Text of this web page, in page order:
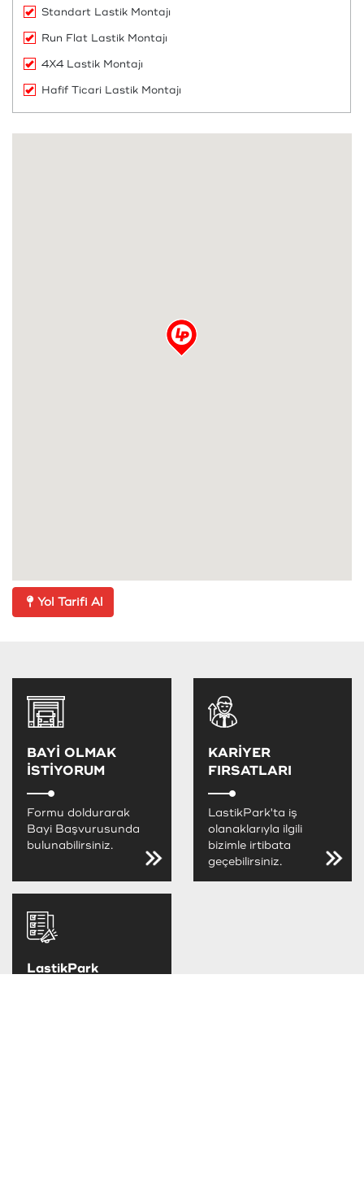
Standart Lastik Montajı
Run Flat Lastik Montajı
4X4 Lastik Montajı
Hafif Ticari Lastik Montajı
Yol Tarifi Al
BAYİ OLMAK
İSTİYORUM
Formu doldurarak
Bayi Başvurusunda
bulunabilirsiniz.
KARİYER
FIRSATLARI
LastikPark'ta iş
olanaklarıyla ilgili
bizimle irtibata
geçebilirsiniz.
LastikPark